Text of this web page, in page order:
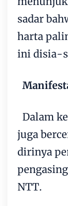
sadar
harta
ini disia-
Dalam
juga
dirinya
NTT.